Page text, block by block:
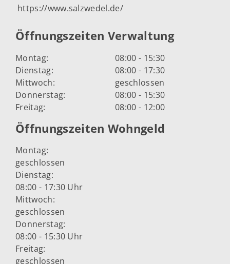
https://www.salzwedel.de/
Öffnungszeiten Verwaltung
Montag:
08:00 - 15:30
Dienstag:
08:00 - 17:30
Mittwoch:
geschlossen
Donnerstag:
08:00 - 15:30
Freitag:
08:00 - 12:00
Öffnungszeiten Wohngeld
Montag:
geschlossen
Dienstag:
08:00 - 17:30 Uhr
Mittwoch:
geschlossen
Donnerstag:
08:00 - 15:30 Uhr
Freitag:
geschlossen